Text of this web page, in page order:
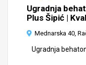
Ugradnja
Plus Šipić |
Mednarska 40,
Ugradnja